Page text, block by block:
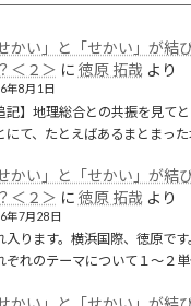
せかい」と「せかい」が結
＜２＞ に 徳原 拓哉 より
年8月1日
記】地理総合との共振を見て
にて、たとえばあるまとまった
せかい」と「せかい」が結
＜２＞ に 徳原 拓哉 より
年7月28日
入ります。横浜国際、徳原で
ぞれのテーマについて１〜２